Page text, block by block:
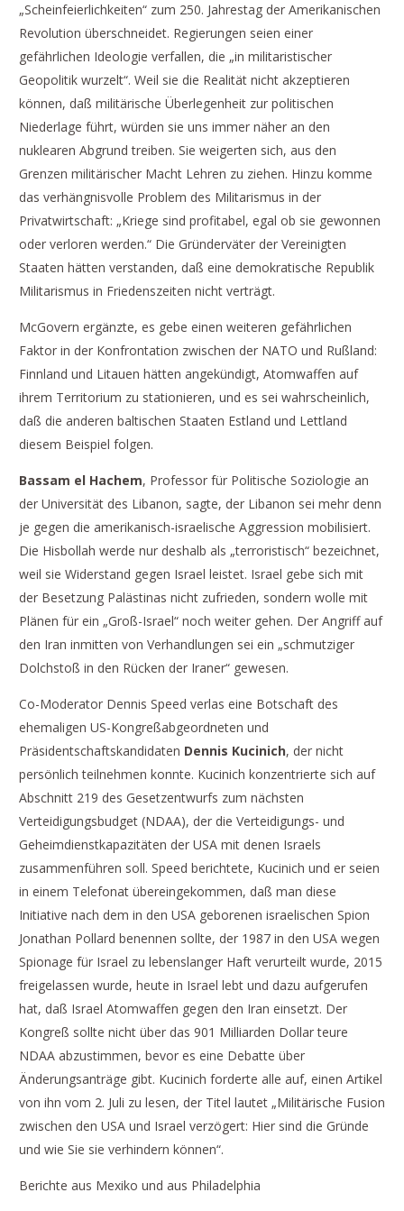
„Scheinfeierlichkeiten“ zum 250. Jahrestag der Amerikanischen
Revolution überschneidet. Regierungen seien einer
gefährlichen Ideologie verfallen, die „in militaristischer
Geopolitik wurzelt“. Weil sie die Realität nicht akzeptieren
können, daß militärische Überlegenheit zur politischen
Niederlage führt, würden sie uns immer näher an den
nuklearen Abgrund treiben. Sie weigerten sich, aus den
Grenzen militärischer Macht Lehren zu ziehen. Hinzu komme
das verhängnisvolle Problem des Militarismus in der
Privatwirtschaft: „Kriege sind profitabel, egal ob sie gewonnen
oder verloren werden.“ Die Gründerväter der Vereinigten
Staaten hätten verstanden, daß eine demokratische Republik
Militarismus in Friedenszeiten nicht verträgt.
McGovern ergänzte, es gebe einen weiteren gefährlichen
Faktor in der Konfrontation zwischen der NATO und Rußland:
Finnland und Litauen hätten angekündigt, Atomwaffen auf
ihrem Territorium zu stationieren, und es sei wahrscheinlich,
daß die anderen baltischen Staaten Estland und Lettland
diesem Beispiel folgen.
Bassam el Hachem, Professor für Politische Soziologie an
der Universität des Libanon, sagte, der Libanon sei mehr denn
je gegen die amerikanisch-israelische Aggression mobilisiert.
Die Hisbollah werde nur deshalb als „terroristisch“ bezeichnet,
weil sie Widerstand gegen Israel leistet. Israel gebe sich mit
der Besetzung Palästinas nicht zufrieden, sondern wolle mit
Plänen für ein „Groß-Israel“ noch weiter gehen. Der Angriff auf
den Iran inmitten von Verhandlungen sei ein „schmutziger
Dolchstoß in den Rücken der Iraner“ gewesen.
Co-Moderator Dennis Speed verlas eine Botschaft des
ehemaligen US-Kongreßabgeordneten und
Präsidentschaftskandidaten Dennis Kucinich, der nicht
persönlich teilnehmen konnte. Kucinich konzentrierte sich auf
Abschnitt 219 des Gesetzentwurfs zum nächsten
Verteidigungsbudget (NDAA), der die Verteidigungs- und
Geheimdienstkapazitäten der USA mit denen Israels
zusammenführen soll. Speed berichtete, Kucinich und er seien
in einem Telefonat übereingekommen, daß man diese
Initiative nach dem in den USA geborenen israelischen Spion
Jonathan Pollard benennen sollte, der 1987 in den USA wegen
Spionage für Israel zu lebenslanger Haft verurteilt wurde, 2015
freigelassen wurde, heute in Israel lebt und dazu aufgerufen
hat, daß Israel Atomwaffen gegen den Iran einsetzt. Der
Kongreß sollte nicht über das 901 Milliarden Dollar teure
NDAA abzustimmen, bevor es eine Debatte über
Änderungsanträge gibt. Kucinich forderte alle auf, einen Artikel
von ihn vom 2. Juli zu lesen, der Titel lautet „Militärische Fusion
zwischen den USA und Israel verzögert: Hier sind die Gründe
und wie Sie sie verhindern können“.
Berichte aus Mexiko und aus Philadelphia